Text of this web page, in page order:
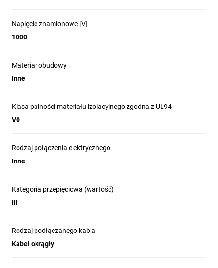
Napięcie znamionowe [V]
1000
Materiał obudowy
Inne
Klasa palności materiału izolacyjnego zgodna z UL94
V0
Rodzaj połączenia elektrycznego
Inne
Kategoria przepięciowa (wartość)
III
Rodzaj podłączanego kabla
Kabel okrągły